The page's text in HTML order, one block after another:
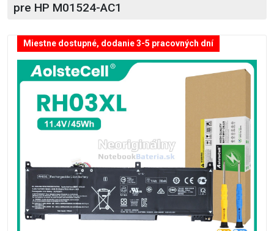
pre HP M01524-AC1
Miestne dostupné, dodanie 3-5 pracovných dní